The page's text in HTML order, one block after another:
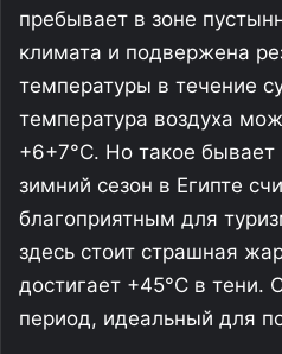
пребывает в зоне
климата и подвержена
температуры в течение
температура воздуха
+6+7°С. Но такое бывает
зимний сезон в Египте
благоприятным для
здесь стоит страшная
достигает +45°С в тени.
период, идеальный для